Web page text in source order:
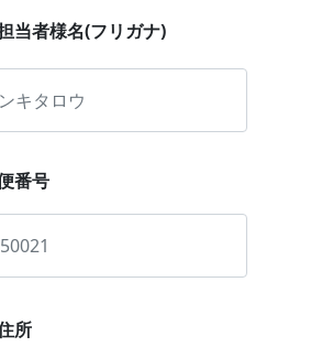
当者様名(フリガナ)
番号
所